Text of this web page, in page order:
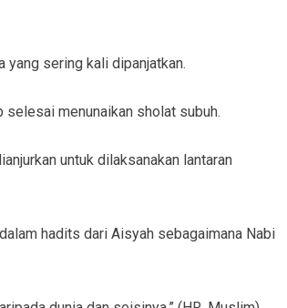
yang sering kali dipanjatkan.
selesai menunaikan sholat subuh.
untuk dilaksanakan lantaran
hadits dari Aisyah sebagaimana Nabi